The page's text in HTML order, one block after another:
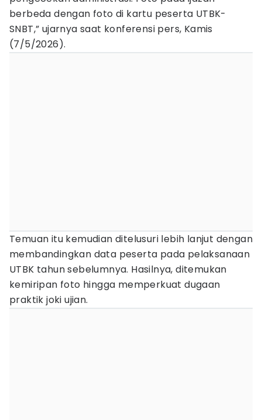
berbeda dengan foto di kartu peserta UTBK-
SNBT,” ujarnya saat konferensi pers, Kamis
(7/5/2026).
Temuan itu kemudian ditelusuri lebih lanjut dengan
membandingkan data peserta pada pelaksanaan
UTBK tahun sebelumnya. Hasilnya, ditemukan
kemiripan foto hingga memperkuat dugaan
praktik joki ujian.